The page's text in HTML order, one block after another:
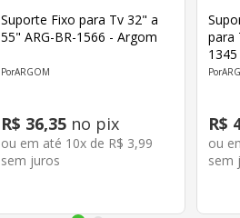
Suporte Fixo para Tv 32" a
55" ARG-BR-1566 - Argom
ARGOM
R$ 36,35 no pix
ou em até 10x de R$ 3,99
sem juros
para
1345
R$
ou
sem